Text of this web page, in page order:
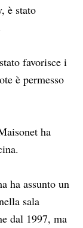
è stato
favorisce i
è permesso
ha
ha assunto un
sala
dal 1997, ma